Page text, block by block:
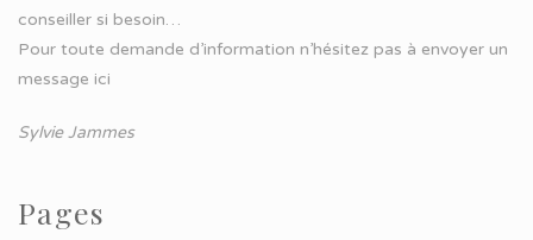
conseiller si besoin…
Pour toute demande d’information n’hésitez pas à envoyer un
message ici
Sylvie Jammes
Pages